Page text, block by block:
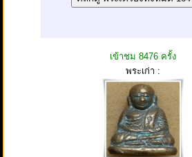
เข้าชม 8476 ครั้ง
พระเก่า :